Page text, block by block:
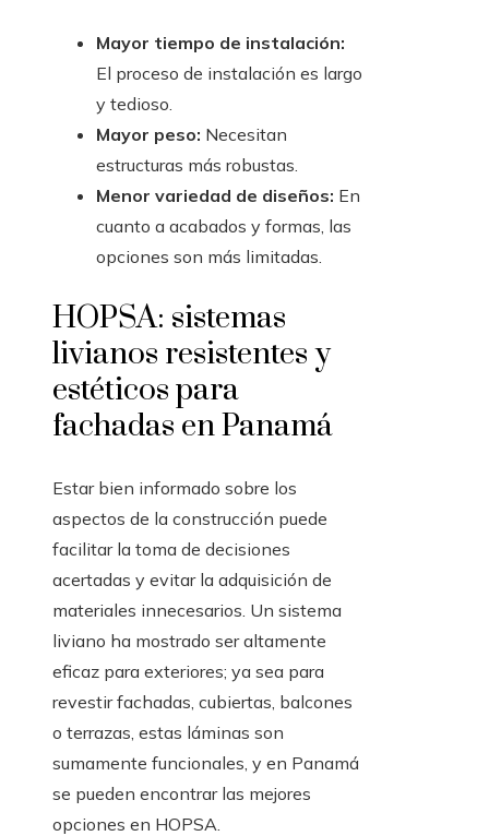
Mayor tiempo de instalación:
El proceso de instalación es largo
y tedioso.
Mayor peso: Necesitan
estructuras más robustas.
Menor variedad de diseños: En
cuanto a acabados y formas, las
opciones son más limitadas.
HOPSA: sistemas
livianos resistentes y
estéticos para
fachadas en Panamá
Estar bien informado sobre los
aspectos de la construcción puede
facilitar la toma de decisiones
acertadas y evitar la adquisición de
materiales innecesarios. Un sistema
liviano ha mostrado ser altamente
eficaz para exteriores; ya sea para
revestir fachadas, cubiertas, balcones
o terrazas, estas láminas son
sumamente funcionales, y en Panamá
se pueden encontrar las mejores
opciones en HOPSA.